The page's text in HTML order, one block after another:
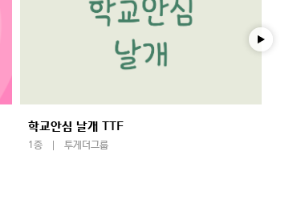
학교안심 날개 TTF
1종 투게더그룹